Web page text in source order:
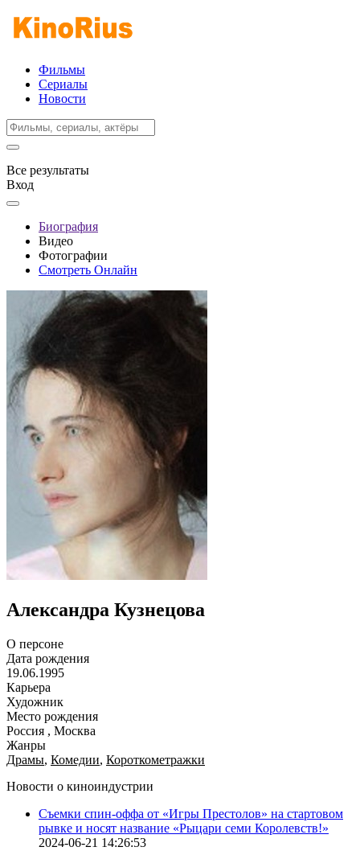
Фильмы
Сериалы
Новости
Все результаты
Вход
Биография
Видео
Фотографии
Смотреть Онлайн
Александра Кузнецова
О персоне
Дата рождения
19.06.1995
Карьера
Художник
Место рождения
Россия , Москва
Жанры
Драмы, Комедии, Короткометражки
Новости о киноиндустрии
Съемки спин-оффа от «Игры Престолов» на стартовом
рывке и носят название «Рыцари семи Королевств!»
2024-06-21 14:26:53